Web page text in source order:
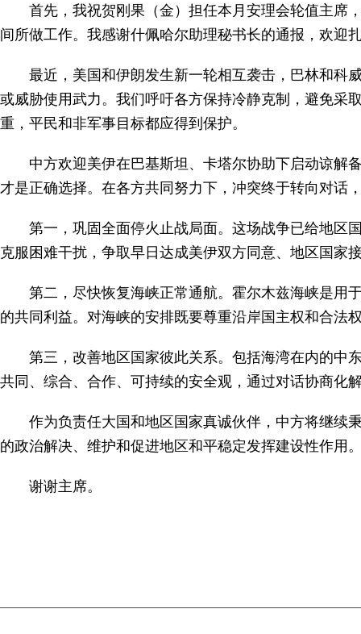
首先，我祝贺刚果（金）担任本月安理会轮值主席
间所做工作。我感谢什佩哈尔助理秘书长的通报，欢迎
最近，美国和伊朗发生新一轮相互袭击，巴林和科
或威胁使用武力。我们呼吁各方保持冷静克制，避免采
重，平民和非军事目标都应得到保护。
中方欢迎美伊在巴基斯坦、卡塔尔协助下启动谅解
才是正确选择。在各方共同努力下，冲突终于转向对话
第一，巩固全面停火止战局面。这场战争已给地区
克服困难干扰，争取早日达成美伊双方同意、地区国家
第二，尽快恢复海峡正常通航。霍尔木兹海峡是用
的共同利益。对海峡的安排既要尊重沿岸国主权和合法
第三，改善地区国家彼此关系。包括海湾在内的中
共同、综合、合作、可持续的安全观，通过对话协商化
作为负责任大国和地区国家真诚伙伴，中方将继续
的政治解决、维护和促进地区和平稳定发挥建设性作用
谢谢主席。